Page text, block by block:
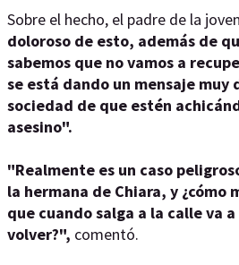
Sobre el hecho, el padre de la
doloroso de esto, además de
sabemos que no vamos a
se está dando un mensaje muy
sociedad de que estén
asesino".
"Realmente es un caso
la hermana de Chiara, y ¿cómo
que cuando salga a la calle va
volver?", comentó.